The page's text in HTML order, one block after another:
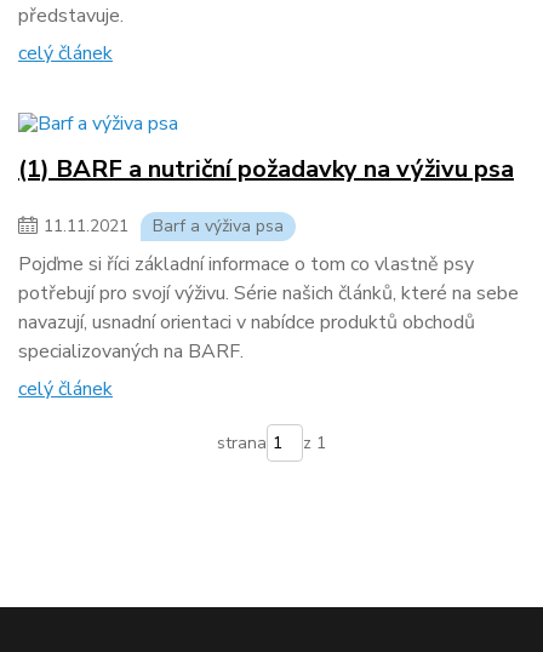
představuje.
celý článek
(1) BARF a nutriční požadavky na výživu psa
11.11.2021 Barf a výživa psa
Pojďme si říci základní informace o tom co vlastně psy
potřebují pro svojí výživu. Série našich článků, které na sebe
navazují, usnadní orientaci v nabídce produktů obchodů
specializovaných na BARF.
celý článek
strana z 1